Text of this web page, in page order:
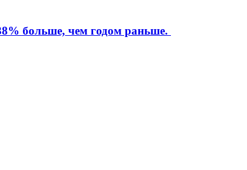
больше, чем годом раньше.